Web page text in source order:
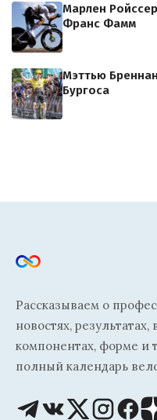
Марлен
Франс Фамм
Мэттью
Бургоса
Рассказываем о
новостях,
компонентах, форме и
полный календарь